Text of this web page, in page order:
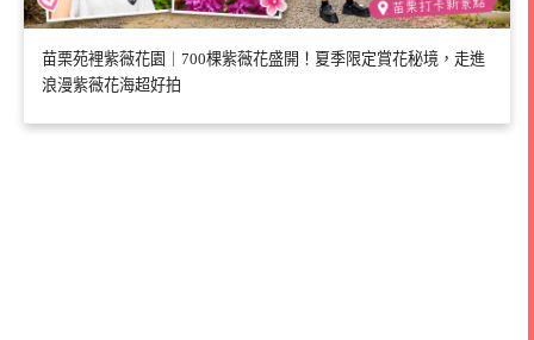
苗栗苑裡紫薇花園｜700棵紫薇花盛開！夏季限定賞花秘境，走進
浪漫紫薇花海超好拍